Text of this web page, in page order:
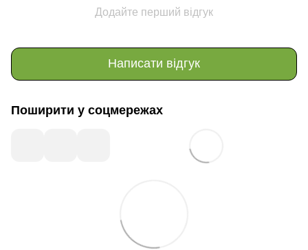
Додайте перший відгук
Написати відгук
Поширити у соцмережах